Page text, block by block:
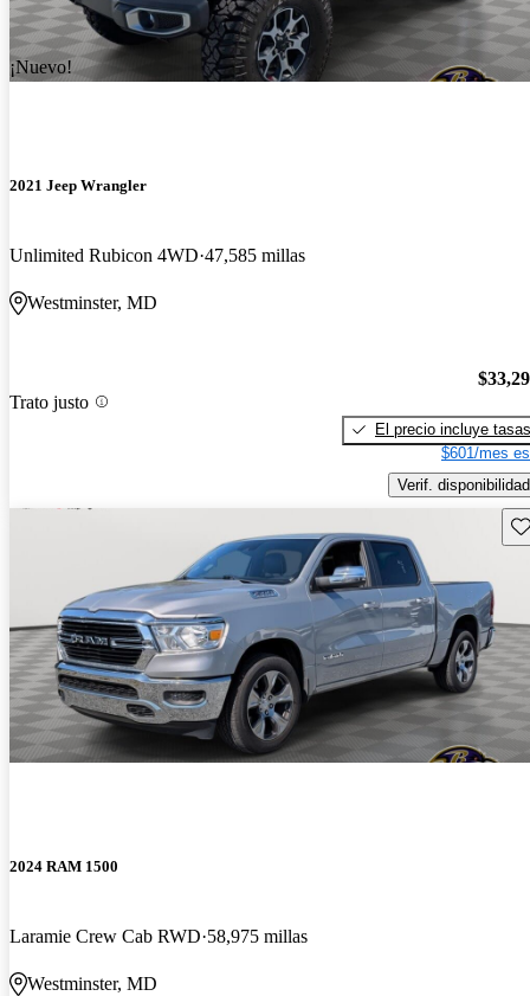
¡Nuevo!
2021 Jeep Wrangler
Unlimited Rubicon 4WD 47,585 millas
Westminster, MD
Trato justo
El precio incluye tasas
$601/mes
Verif. disponibilidad
2024 RAM 1500
Laramie Crew Cab RWD 58,975 millas
Westminster, MD